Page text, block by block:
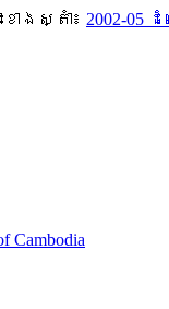
ងស្តាំ៖ 2002-
Cambodia